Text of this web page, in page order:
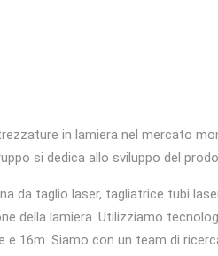
in lamiera nel mercato
si dedica allo sviluppo del
da taglio laser, tagliatrice tubi
della lamiera. Utilizziamo
e 16m. Siamo con un team di